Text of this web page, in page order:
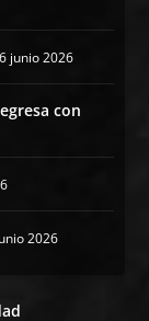
junio 2026
con
2026